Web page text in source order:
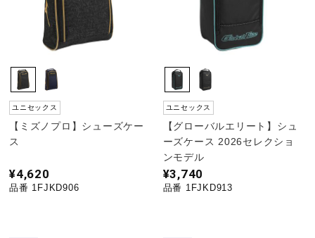
ユニセックス
【ミズノプロ】シューズケー
ス
¥4,620
品番 1FJKD906
ユニセックス
【グローバルエリート】シュ
ーズケース 2026セレクショ
ンモデル
¥3,740
品番 1FJKD913